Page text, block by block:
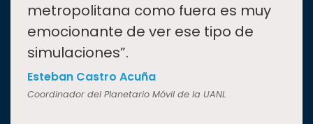
metropolitana como fuera es muy
emocionante de ver ese tipo de
simulaciones”.
Esteban Castro Acuña
Coordinador del Planetario Móvil de la UANL